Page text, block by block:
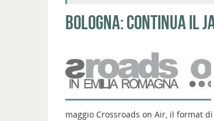
BOLOGNA: CONTINUA IL
maggio Crossroads on Air, il format